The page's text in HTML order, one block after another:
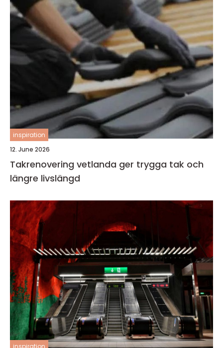
inspiration
12. June 2026
Takrenovering vetlanda ger trygga tak och
längre livslängd